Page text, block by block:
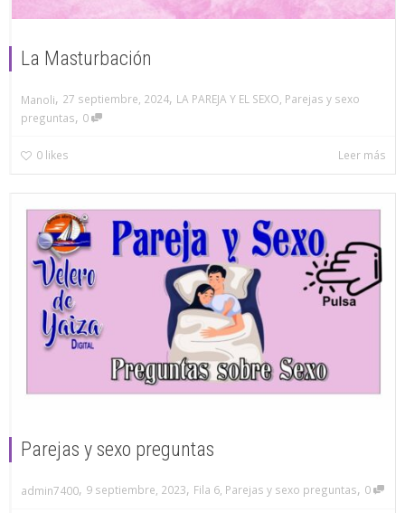
La Masturbación
Manoli, 27 septiembre, 2024, LA PAREJA Y EL SEXO, Parejas y sexo
preguntas, 0
0 likes Leer más
Parejas y sexo preguntas
admin7400, 9 septiembre, 2023, Fila 6 Parejas y sexo preguntas, 0